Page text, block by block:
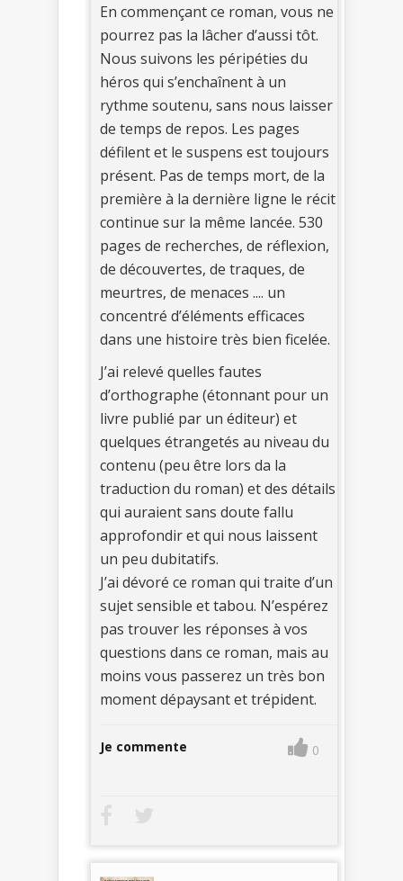
En commençant ce roman, vous ne
pourrez pas la lâcher d’aussi tôt.
Nous suivons les péripéties du
héros qui s’enchaînent à un
rythme soutenu, sans nous laisser
de temps de repos. Les pages
défilent et le suspens est toujours
présent. Pas de temps mort, de la
première à la dernière ligne le récit
continue sur la même lancée. 530
pages de recherches, de réflexion,
de découvertes, de traques, de
meurtres, de menaces .... un
concentré d’éléments efficaces
dans une histoire très bien ficelée.
J’ai relevé quelles fautes
d’orthographe (étonnant pour un
livre publié par un éditeur) et
quelques étrangetés au niveau du
contenu (peu être lors da la
traduction du roman) et des détails
qui auraient sans doute fallu
approfondir et qui nous laissent
un peu dubitatifs.
J’ai dévoré ce roman qui traite d’un
sujet sensible et tabou. N’espérez
pas trouver les réponses à vos
questions dans ce roman, mais au
moins vous passerez un très bon
moment dépaysant et trépident.
Je commente 0